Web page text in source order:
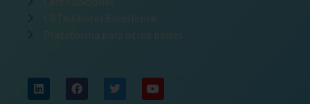
CBTA Center Excellence
Plataforma para otros países